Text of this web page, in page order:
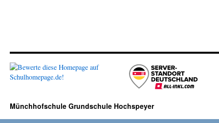
Münchhofschule Grundschule Hochspeyer